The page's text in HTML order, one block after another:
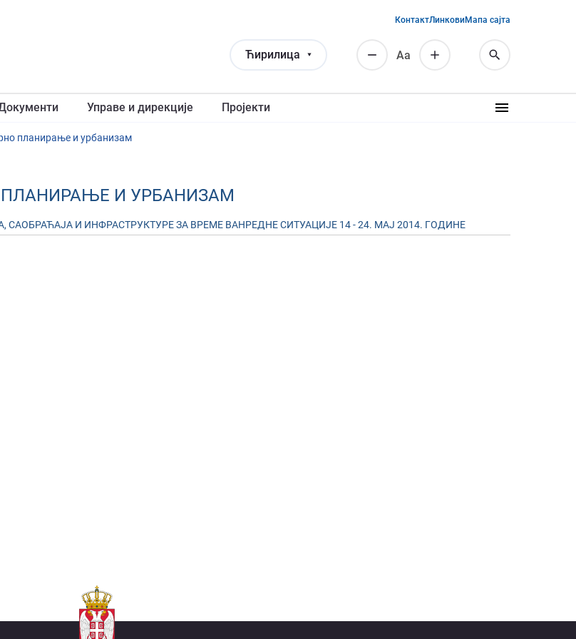
Ћирилица Аа
КонтактЛинковиМапа сајта
Управе и дирекције Пројекти
планирање и урбанизам
ПЛАНИРАЊЕ И УРБАНИЗАМ
И ИНФРАСТРУКТУРЕ ЗА ВРЕМЕ ВАНРЕДНЕ СИТУАЦИЈЕ 14 - 24. МАЈ 2014. ГОДИНЕ